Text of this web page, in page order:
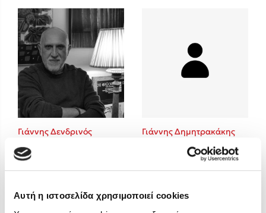
Αυτή η ιστοσελίδα χρησιμοποιεί cookies
Κατρίνα Τσάνταλη
Lucinda Riley
Mimi Matthews
Benzamin Bécue
Rebecca Yarros
Teo Benedetti
Τζένη Κουτσοδημητροπούλου
Ali Hazelwood
Cori Doerrfeld
Pierdomenico Baccalario
Δανάη Ιμπραχήμ
Γιάννης Δενδρινός Γιάννης Δημητρακάκης